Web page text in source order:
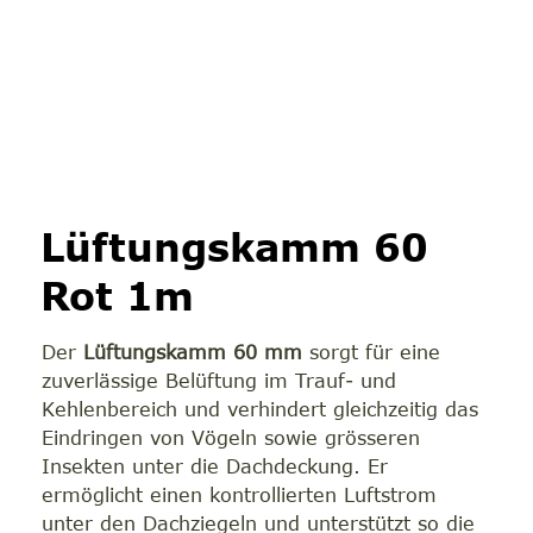
Lüftungskamm 60
Rot 1m
Der Lüftungskamm 60 mm sorgt für eine
zuverlässige Belüftung im Trauf- und
Kehlenbereich und verhindert gleichzeitig das
Eindringen von Vögeln sowie grösseren
Insekten unter die Dachdeckung. Er
ermöglicht einen kontrollierten Luftstrom
unter den Dachziegeln und unterstützt so die